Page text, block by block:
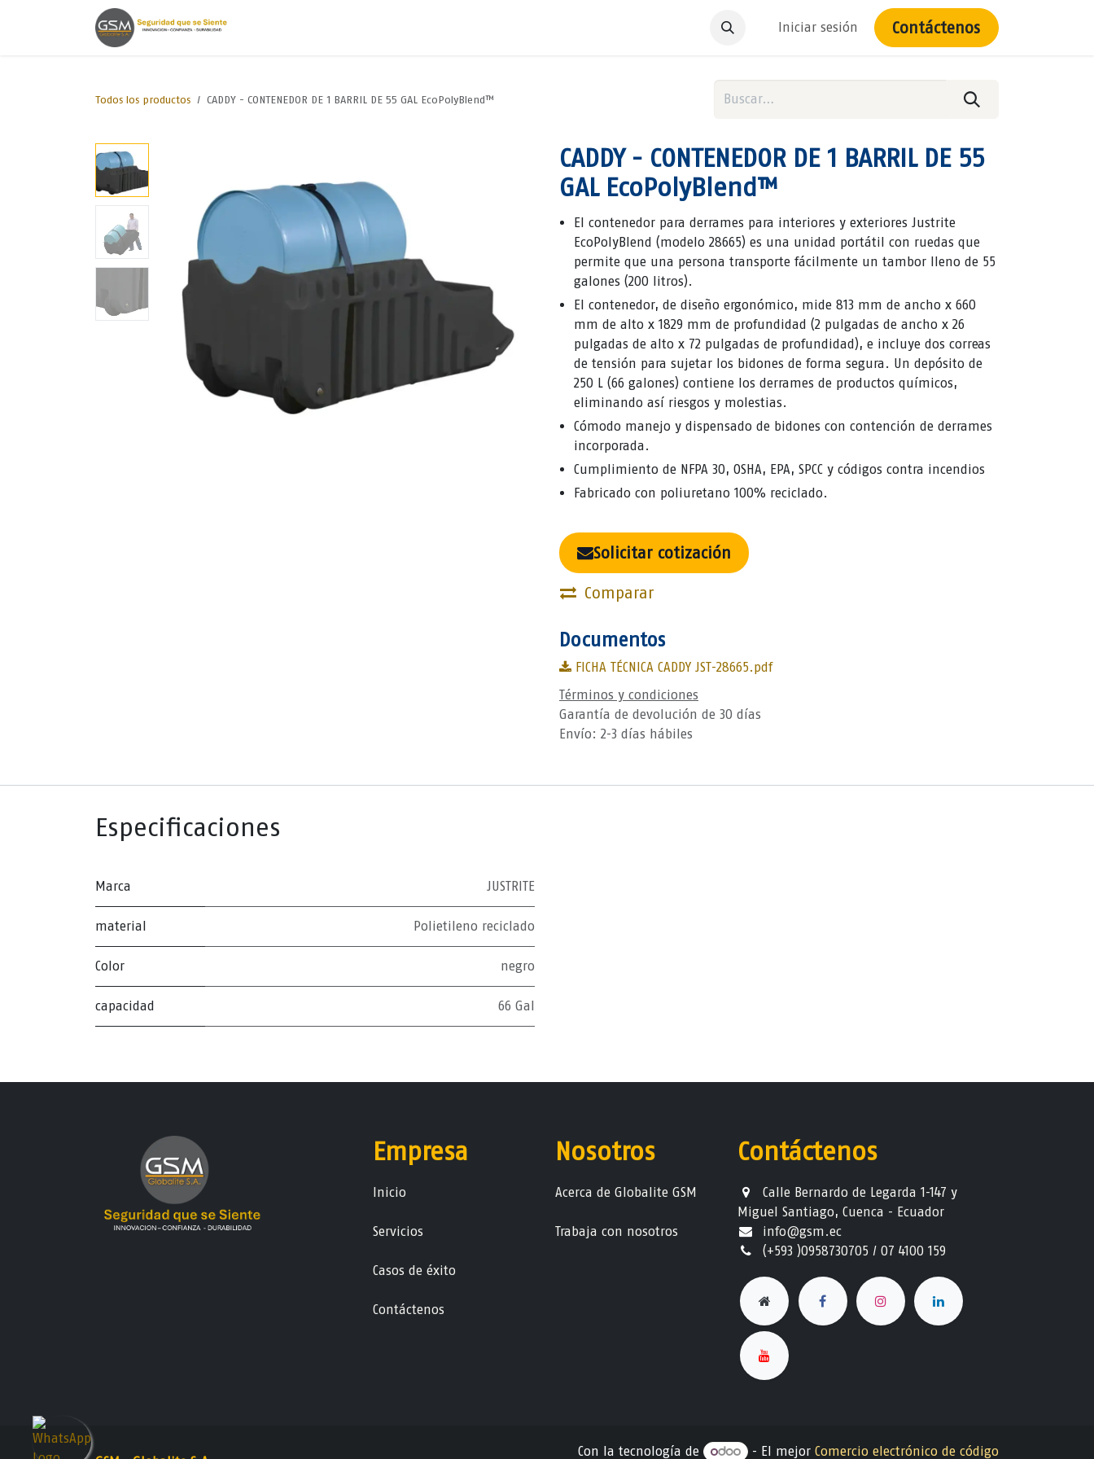
Ir al contenido
Iniciar sesión Contáctenos
Todos los productos CADDY - CONTENEDOR DE 1 BARRIL DE 55 GAL EcoPolyBlend™
CADDY - CONTENEDOR DE 1 BARRIL DE 55
GAL EcoPolyBlend™
El contenedor para derrames para interiores y exteriores Justrite
EcoPolyBlend (modelo 28665) es una unidad portátil con ruedas que
permite que una persona transporte fácilmente un tambor lleno de 55
galones (200 litros).
El contenedor, de diseño ergonómico, mide 813 mm de ancho x 660
mm de alto x 1829 mm de profundidad (2 pulgadas de ancho x 26
pulgadas de alto x 72 pulgadas de profundidad), e incluye dos correas
de tensión para sujetar los bidones de forma segura. Un depósito de
250 L (66 galones) contiene los derrames de productos químicos,
eliminando así riesgos y molestias.
Cómodo manejo y dispensado de bidones con contención de derrames
incorporada.
Cumplimiento de NFPA 30, OSHA, EPA, SPCC y códigos contra incendios
Fabricado con poliuretano 100% reciclado.
Solicitar cotización
Comparar
Documentos
FICHA TÉCNICA CADDY JST-28665.pdf
Términos y condiciones
Garantía de devolución de 30 días
Envío: 2-3 días hábiles
Especificaciones
Marca JUSTRITE
material Polietileno reciclado
Color negro
capacidad 66 Gal
Contáctenos
Calle Bernardo de Legarda 1-147 y
Miguel Santiago, Cuenca - Ecuador
info@gsm.ec​
(+593 )0958730705 / 07 4100 159
Empresa
Ini​ci​o
Servicios
Casos de éxito
Contáctenos
Nosotros
Acerca de Globalite GSM
Trabaja con nosotros
Con la tecnología de - El mejor Comercio electrónico de código